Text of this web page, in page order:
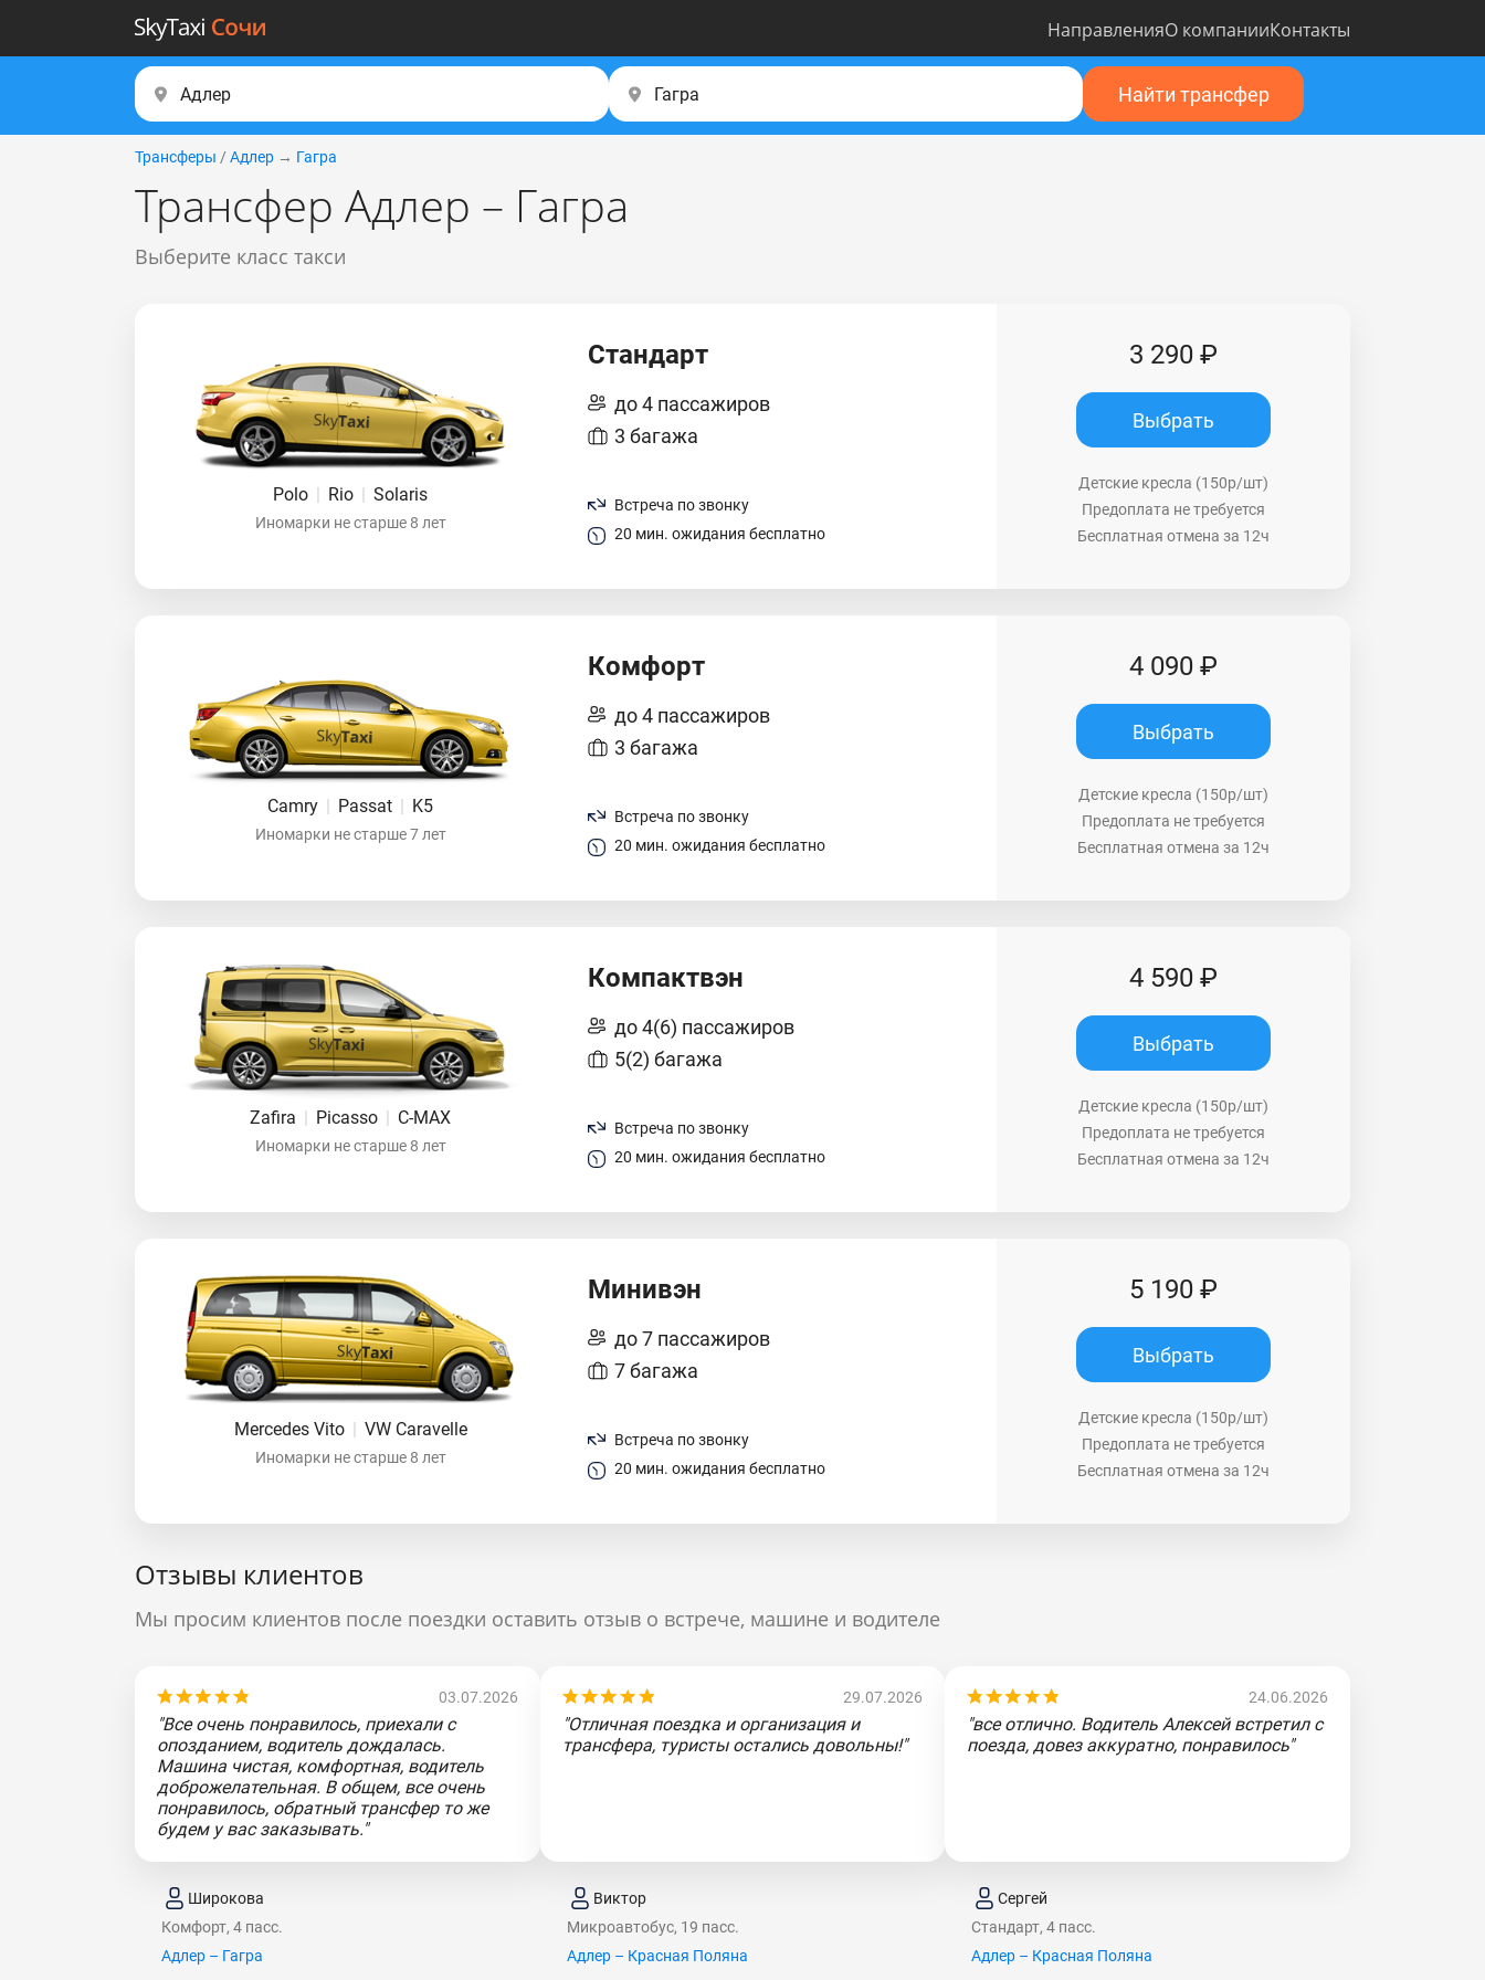
НаправленияО компанииКонтакты
Найти трансфер
Трансферы / Адлер → Гагра
Трансфер Адлер – Гагра
Выберите класс такси
Polo | Rio | Solaris
Иномарки не старше 8 лет
Стандарт
до 4 пассажиров
3 багажа
Встреча по звонку
20 мин. ожидания бесплатно
3 290 ₽
Выбрать
Детские кресла (150р/шт)
Предоплата не требуется
Бесплатная отмена за 12ч
Camry | Passat | K5
Иномарки не старше 7 лет
Комфорт
до 4 пассажиров
3 багажа
Встреча по звонку
20 мин. ожидания бесплатно
4 090 ₽
Выбрать
Детские кресла (150р/шт)
Предоплата не требуется
Бесплатная отмена за 12ч
Zafira | Picasso | C-MAX
Иномарки не старше 8 лет
Компактвэн
до 4(6) пассажиров
5(2) багажа
Встреча по звонку
20 мин. ожидания бесплатно
4 590 ₽
Выбрать
Детские кресла (150р/шт)
Предоплата не требуется
Бесплатная отмена за 12ч
Mercedes Vito | VW Caravelle
Иномарки не старше 8 лет
Минивэн
до 7 пассажиров
7 багажа
Встреча по звонку
20 мин. ожидания бесплатно
5 190 ₽
Выбрать
Детские кресла (150р/шт)
Предоплата не требуется
Бесплатная отмена за 12ч
Отзывы клиентов
Мы просим клиентов после поездки оставить отзыв о встрече, машине и водителе
03.07.2026
"Все очень понравилось, приехали с
опозданием, водитель дождалась.
Машина чистая, комфортная, водитель
доброжелательная. В общем, все очень
понравилось, обратный трансфер то же
будем у вас заказывать."
Широкова
Комфорт, 4 пасс.
Адлер – Гагра
29.07.2026
"Отличная поездка и организация и
трансфера, туристы остались довольны!"
Виктор
Микроавтобус, 19 пасс.
Адлер – Красная Поляна
24.06.2026
"все отлично. Водитель Алексей встретил с
поезда, довез аккуратно, понравилось"
Сергей
Стандарт, 4 пасс.
Адлер – Красная Поляна